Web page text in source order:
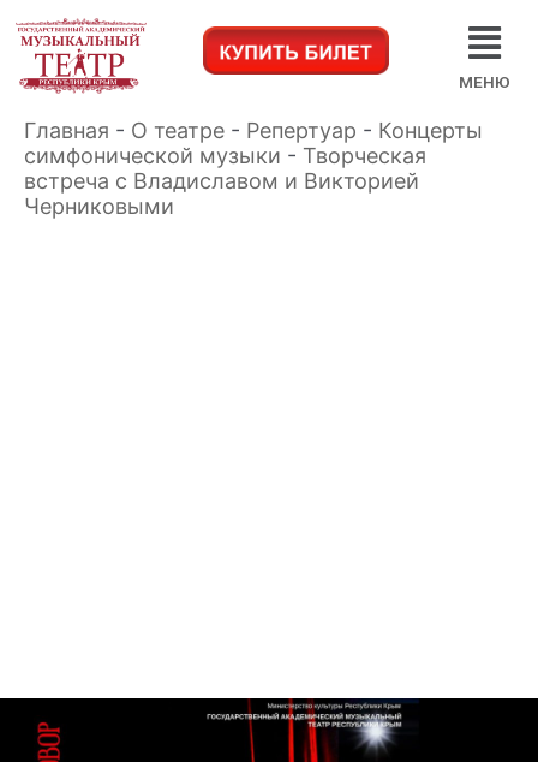
МЕНЮ
Главная - О театре - Репертуар - Концерты
симфонической музыки - Творческая
встреча с Владиславом и Викторией
Черниковыми